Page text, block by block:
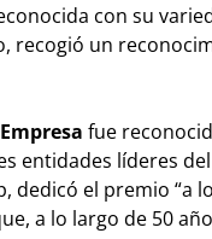
con su
recogió un
Empresa fue
entidades líderes
dedicó el premio “a
a lo largo de 50